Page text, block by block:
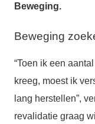
Beweging.
Beweging
“Toen ik een
kreeg, moest ik
lang herstellen”,
revalidatie graag